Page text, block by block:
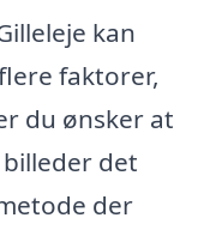
kan
faktorer,
du ønsker at
det
der